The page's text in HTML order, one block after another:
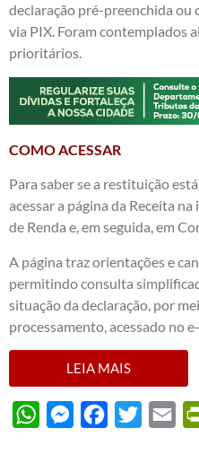
declaração pré-preenchida
via PIX. Foram contemplados
prioritários.
COMO ACESSAR
Para saber se a restituição
acessar a página da Receita
de Renda e, em seguida, em
A página traz orientações e
permitindo consulta
situação da declaração, por
processamento, acessado no
LEIA MAIS
WhatsAppMessengerFacebook
Twitter